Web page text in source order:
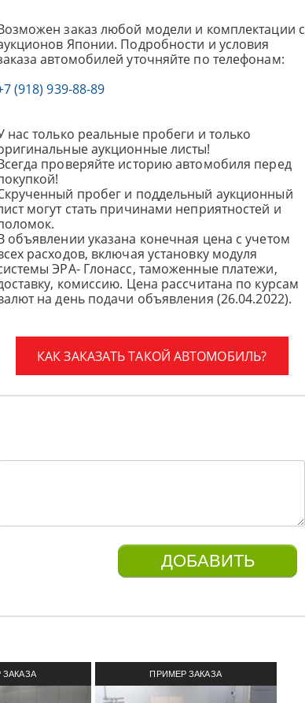
заказ любой модели и комплектации с
Японии. Подробности и условия
автомобилей уточняйте по телефонам:
(918) 939-88-89
нас только реальные пробеги и только
аукционные листы!
проверяйте историю автомобиля перед
пробег и поддельный аукционный
могут стать причинами неприятностей и
объявлении указана конечная цена с учетом
расходов, включая установку модуля
ЭРА- Глонасс, таможенные платежи,
комиссию. Цена рассчитана по курсам
на день подачи объявления (26.04.2022).
КАК ЗАКАЗАТЬ ТАКОЙ АВТОМОБИЛЬ?
ПРИМЕР ЗАКАЗА
АВТОМОБИЛЯ ИЗ ЯПОНИИ